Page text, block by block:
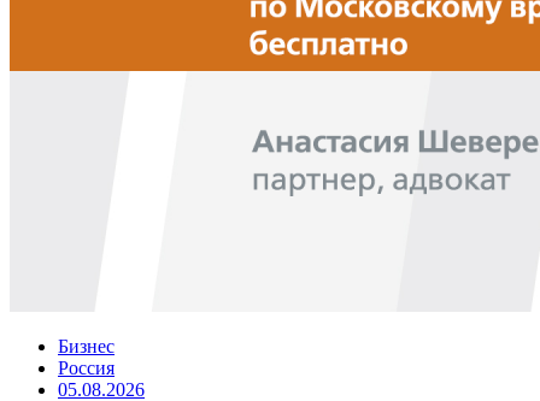
Бизнес
Россия
05.08.2026